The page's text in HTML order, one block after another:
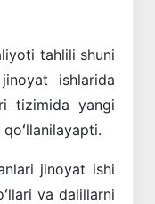
tahlili shuni
ishlarida
tizimida yangi
jinoyat ishi
va dalillarni